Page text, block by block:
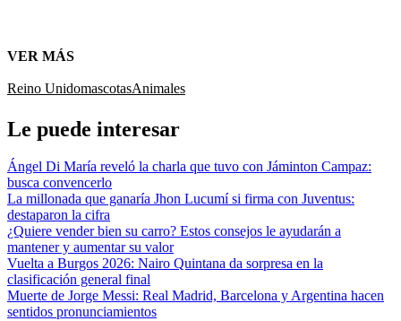
VER MÁS
Reino UnidomascotasAnimales
Le puede interesar
Ángel Di María reveló la charla que tuvo con Jáminton Campaz:
busca convencerlo
La millonada que ganaría Jhon Lucumí si firma con Juventus:
destaparon la cifra
¿Quiere vender bien su carro? Estos consejos le ayudarán a
mantener y aumentar su valor
Vuelta a Burgos 2026: Nairo Quintana da sorpresa en la
clasificación general final
Muerte de Jorge Messi: Real Madrid, Barcelona y Argentina hacen
sentidos pronunciamientos